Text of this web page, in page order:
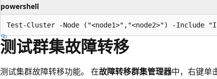
powershell
测试群集故障转移
测试集群故障转移功能。 在故障转移群集管理器中，右键单